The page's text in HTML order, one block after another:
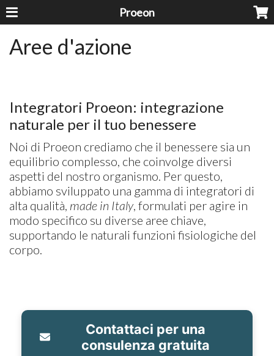
Proeon
Aree d'azione
Integratori Proeon: integrazione
naturale per il tuo benessere
Noi di Proeon crediamo che il benessere sia un
equilibrio complesso, che coinvolge diversi
aspetti del nostro organismo. Per questo,
abbiamo sviluppato una gamma di integratori di
alta qualità, made in Italy, formulati per agire in
modo specifico su diverse aree chiave,
supportando le naturali funzioni fisiologiche del
corpo.
Contattaci per una
consulenza gratuita